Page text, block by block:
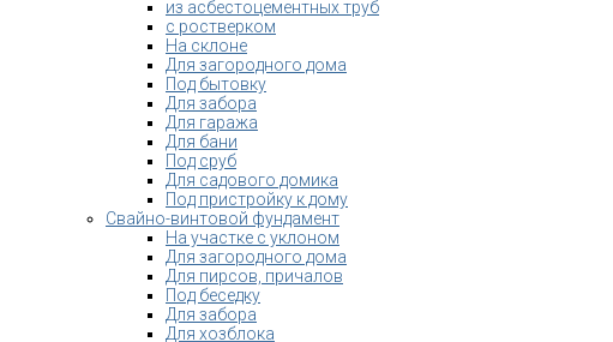
из асбестоцементных труб
с ростверком
На склоне
Для загородного дома
Под бытовку
Для забора
Для гаража
Для бани
Под сруб
Для садового домика
Под пристройку к дому
Свайно-винтовой фундамент
На участке с уклоном
Для загородного дома
Для пирсов, причалов
Под беседку
Для забора
Для хозблока